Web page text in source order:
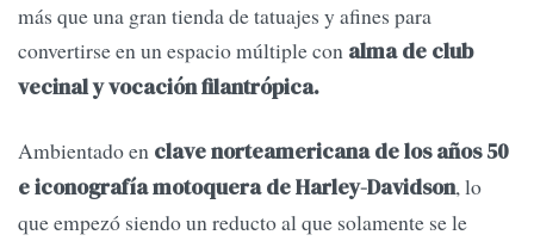
más que una gran tienda de tatuajes y afines para
convertirse en un espacio múltiple con alma de club
vecinal y vocación filantrópica.
Ambientado en clave norteamericana de los años 50
e iconografía motoquera de Harley-Davidson, lo
que empezó siendo un reducto al que solamente se le